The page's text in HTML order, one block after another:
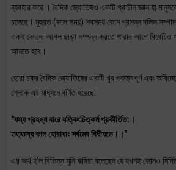
ব্যবহার করে । বৈদিক জ্যোতিষও একটি প্রাচীন জ্ঞান যা
চলেছে। মুহুরত (ভাল সময়) সবসময় কোন প্রসন্ন দলিল
একই কোনো আগল ছাড়া সম্পন্ন করতে পারার আগে বিবেচিত
আনতে হবে।
হোরা চক্র বৈদিক জ্যোতিষের একটি খুব গুরুত্বপূর্ণ এবং
শ্লোক এর মাধ্যমে বর্ণিত হয়েছে:
"যস্য গ্রহস্য বারে যত্কিংচিত্কর্ম প্রকীর্তিত:।
তত্তস্য কাল হোরাযাং সর্বমেব বিধীযতে।।"
এর অর্থ হ'ল বিভিন্ন মুনি ঋষিরা বলেছেন যে যখনই কোনও